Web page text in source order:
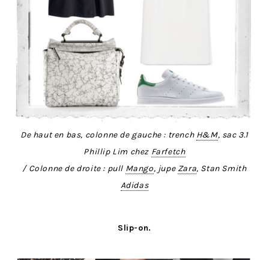
De haut en bas, colonne de gauche : trench H&M, sac 3.1
Phillip Lim chez Farfetch
/ Colonne de droite : pull Mango, jupe Zara, Stan Smith
Adidas
Slip-on.